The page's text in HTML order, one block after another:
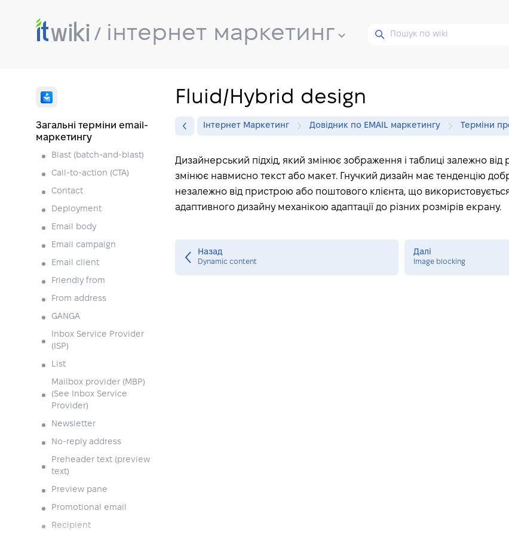
інтернет маркетинг
Загальні терміни email-
маркетингу
Blast (batch-and-blast)
Call-to-action (CTA)
Contact
Deployment
Email body
Email campaign
Email client
Friendly from
From address
GANGA
Inbox Service Provider
(ISP)
List
Mailbox provider (MBP)
(See Inbox Service
Provider)
Newsletter
No-reply address
Preheader text (preview
text)
Preview pane
Promotional email
Recipient
Fluid/Hybrid design
Інтернет Маркетинг Довідник по EMAIL маркетингу Терміни
Дизайнерський підхід, який змінює зображення і таблиці залежно від
змінює навмисно текст або макет. Гнучкий дизайн має тенденцію
незалежно від пристрою або поштового клієнта, що використовується,
адаптивного дизайну механікою адаптації до різних розмірів екрану.
Назад
Dynamic content
Далі
Image blocking